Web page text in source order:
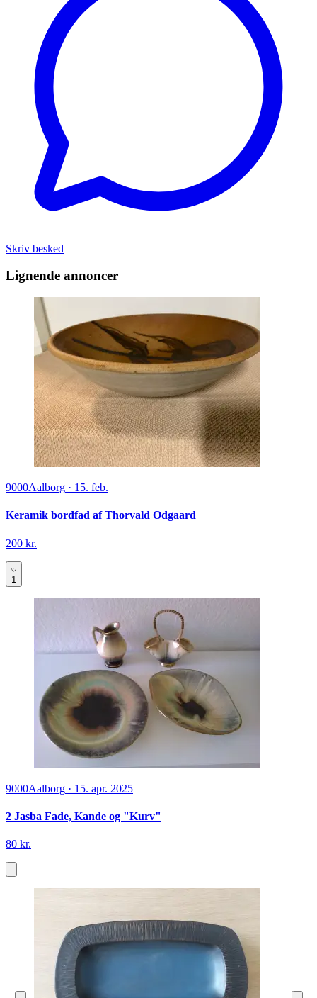
Skriv besked
Lignende annoncer
9000Aalborg · 15. feb.
Keramik bordfad af Thorvald Odgaard
200 kr.
1
9000Aalborg · 15. apr. 2025
2 Jasba Fade, Kande og "Kurv"
80 kr.